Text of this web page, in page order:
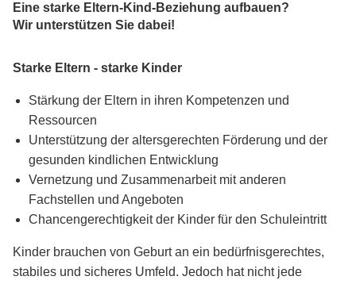
Eine starke Eltern-Kind-Beziehung aufbauen?
Wir unterstützen Sie dabei!
Starke Eltern - starke Kinder
Stärkung der Eltern in ihren Kompetenzen und
Ressourcen
Unterstützung der altersgerechten Förderung und der
gesunden kindlichen Entwicklung
Vernetzung und Zusammenarbeit mit anderen
Fachstellen und Angeboten
Chancengerechtigkeit der Kinder für den Schuleintritt
Kinder brauchen von Geburt an ein bedürfnisgerechtes,
stabiles und sicheres Umfeld. Jedoch hat nicht jede